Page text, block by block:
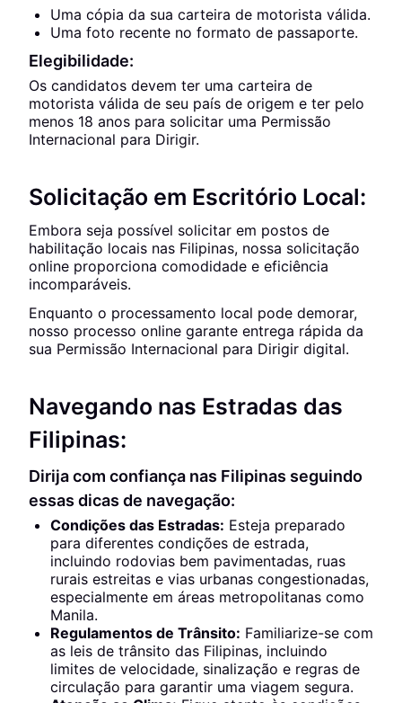
Uma cópia da sua carteira de motorista válida.
Uma foto recente no formato de passaporte.
Elegibilidade:
Os candidatos devem ter uma carteira de
motorista válida de seu país de origem e ter pelo
menos 18 anos para solicitar uma Permissão
Internacional para Dirigir.
Solicitação em Escritório Local:
Embora seja possível solicitar em postos de
habilitação locais nas Filipinas, nossa solicitação
online proporciona comodidade e eficiência
incomparáveis.
Enquanto o processamento local pode demorar,
nosso processo online garante entrega rápida da
sua Permissão Internacional para Dirigir digital.
Navegando nas Estradas das
Filipinas:
Dirija com confiança nas Filipinas seguindo
essas dicas de navegação:
Condições das Estradas: Esteja preparado
para diferentes condições de estrada,
incluindo rodovias bem pavimentadas, ruas
rurais estreitas e vias urbanas congestionadas,
especialmente em áreas metropolitanas como
Manila.
Regulamentos de Trânsito: Familiarize-se com
as leis de trânsito das Filipinas, incluindo
limites de velocidade, sinalização e regras de
circulação para garantir uma viagem segura.